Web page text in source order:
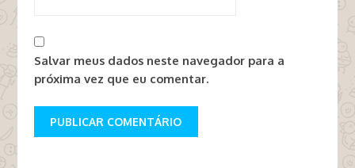
Salvar meus dados neste navegador para a
próxima vez que eu comentar.